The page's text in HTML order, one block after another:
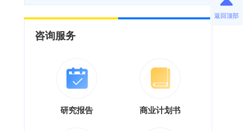
咨询服务
研究报告 商业计划书
返回顶部